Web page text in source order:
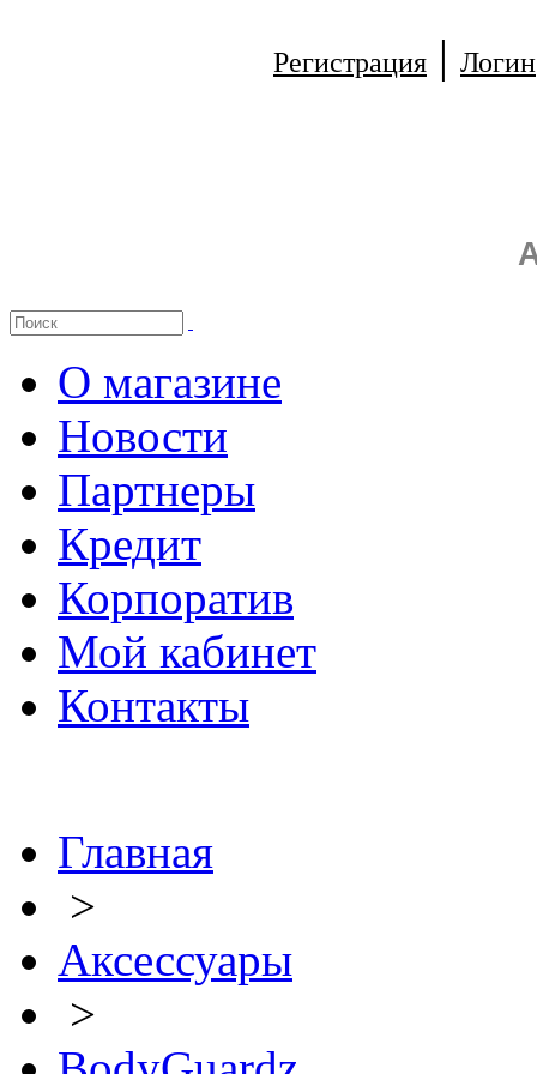
Регистрация | Логин
О магазине
Новости
Партнеры
Кредит
Корпоратив
Мой кабинет
Контакты
Главная
>
Аксессуары
>